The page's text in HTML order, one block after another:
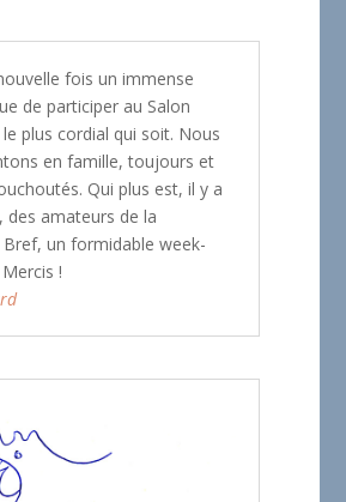
fois un immense
de participer au Salon
le plus cordial qui soit. Nous
en famille, toujours et
Qui plus est, il y a
des amateurs de la
un formidable week-
!